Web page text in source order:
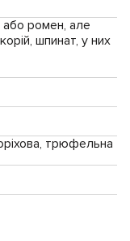
або ромен, але
шпинат, у них
трюфельна